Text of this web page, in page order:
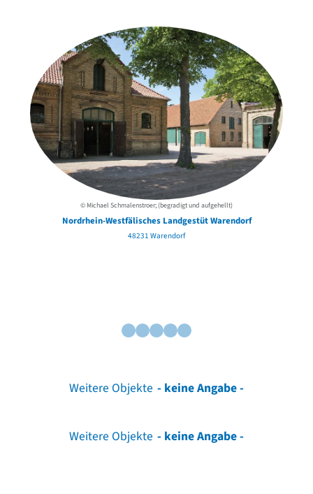
© Michael Schmalenstroer; (begradigt und aufgehellt)
Nordrhein-Westfälisches Landgestüt Warendorf
48231 Warendorf
Weitere Objekte - keine Angabe -
Weitere Objekte - keine Angabe -